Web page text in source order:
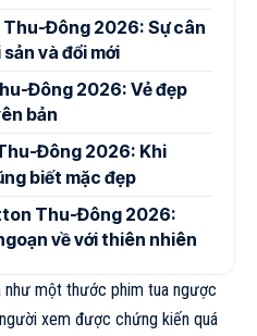
Đông 2026: Sự cân
và đổi mới
Đông 2026: Vẻ đẹp
bản
Đông 2026: Khi
biết mặc đẹp
Thu-Đông 2026:
về với thiên nhiên
như một thước phim tua ngược
xem được chứng kiến quá